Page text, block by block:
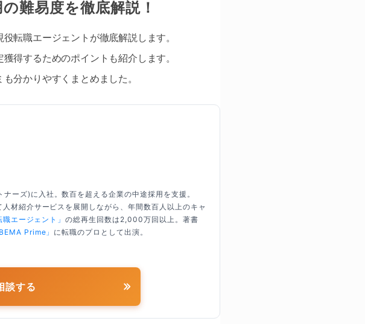
難易度を徹底解説！
転職エージェントが徹底解説します。
得するためのポイントも紹介します。
分かりやすくまとめました。
ーズ)に入社。数百を超える企業の中途採用を支援。
材紹介サービスを展開しながら、年間数百人以上のキャ
職エージェント」の総再生回数は2,000万回以上。著書
Prime」 に転職のプロとして出演。
談する